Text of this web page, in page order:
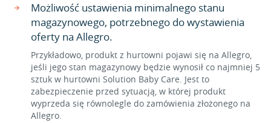
Możliwość ustawienia minimalnego stanu
magazynowego, potrzebnego do wystawienia
oferty na Allegro.
Przykładowo, produkt z hurtowni pojawi się na Allegro,
jeśli jego stan magazynowy będzie wynosił co najmniej 5
sztuk w hurtowni Solution Baby Care. Jest to
zabezpieczenie przed sytuacją, w której produkt
wyprzeda się równolegle do zamówienia złożonego na
Allegro.